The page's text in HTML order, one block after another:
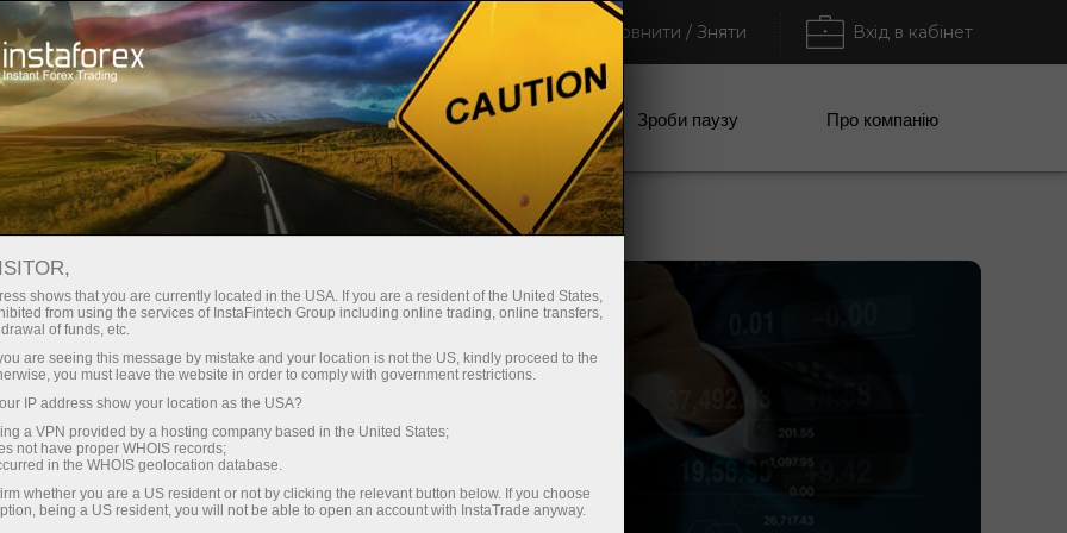
відкриття рахунку Торгова платформа Поповнити / Зняти Вхід в кабінет
Початківцям Партнерам Сервіси компанії Зроби паузу Про компанію
Форекс
торгівлі на валютному
живленням, що
Він доступний
інтернет. Більш того,
вами вже знайомий
shows that you are currently located in the USA. If you are a resident of the United States,
from using the services of InstaFintech Group including online trading, online transfers,
of funds, etc.
are seeing this message by mistake and your location is not the US, kindly proceed to the
you must leave the website in order to comply with government restrictions.
IP address show your location as the USA?
a VPN provided by a hosting company based in the United States;
not have proper WHOIS records;
in the WHOIS geolocation database.
whether you are a US resident or not by clicking the relevant button below. If you choose
being a US resident, you will not be able to open an account with InstaTrade anyway.